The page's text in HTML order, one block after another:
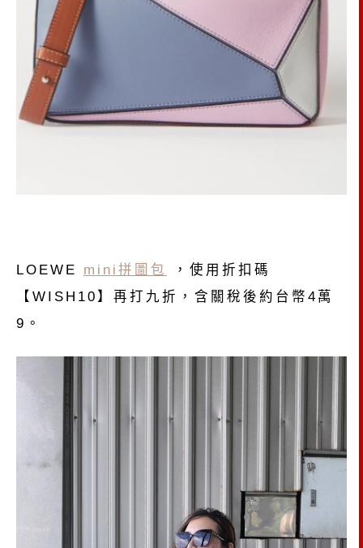
LOEWE mini拼圖包 ， 使用折扣碼
【WISH10】再打九折，含關稅後約台幣4萬
9。